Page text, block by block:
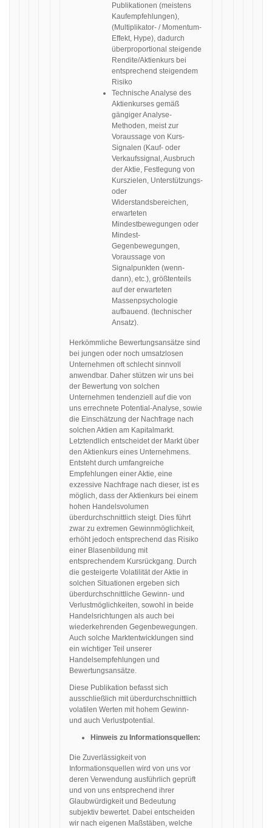
Publikationen (meistens
Kaufempfehlungen),
(Multiplikator- / Momentum-
Effekt, Hype), dadurch
überproportional steigende
Rendite/Aktienkurs bei
entsprechend steigendem
Risiko
Technische Analyse des
Aktienkurses gemäß
gängiger Analyse-
Methoden, meist zur
Voraussage von Kurs-
Signalen (Kauf- oder
Verkaufssignal, Ausbruch
der Aktie, Festlegung von
Kurszielen, Unterstützungs-
oder
Widerstandsbereichen,
erwarteten
Mindestbewegungen oder
Mindest-
Gegenbewegungen,
Voraussage von
Signalpunkten (wenn-
dann), etc.), größtenteils
auf der erwarteten
Massenpsychologie
aufbauend. (technischer
Ansatz).
Herkömmliche Bewertungsansätze sind
bei jungen oder noch umsatzlosen
Unternehmen oft schlecht sinnvoll
anwendbar. Daher stützen wir uns bei
der Bewertung von solchen
Unternehmen tendenziell auf die von
uns errechnete Potential-Analyse, sowie
die Einschätzung der Nachfrage nach
solchen Aktien am Kapitalmarkt.
Letztendlich entscheidet der Markt über
den Aktienkurs eines Unternehmens.
Entsteht durch umfangreiche
Empfehlungen einer Aktie, eine
exzessive Nachfrage nach dieser, ist es
möglich, dass der Aktienkurs bei einem
hohen Handelsvolumen
überdurchschnittlich steigt. Dies führt
zwar zu extremen Gewinnmöglichkeit,
erhöht jedoch entsprechend das Risiko
einer Blasenbildung mit
entsprechendem Kursrückgang. Durch
die gesteigerte Volatilität der Aktie in
solchen Situationen ergeben sich
überdurchschnittliche Gewinn- und
Verlustmöglichkeiten, sowohl in beide
Handelsrichtungen als auch bei
wiederkehrenden Gegenbewegungen.
Auch solche Marktentwicklungen sind
ein wichtiger Teil unserer
Handelsempfehlungen und
Bewertungsansätze.
Diese Publikation befasst sich
ausschließlich mit überdurchschnittlich
volatilen Werten mit hohem Gewinn-
und auch Verlustpotential.
Hinweis zu Informationsquellen:
Die Zuverlässigkeit von
Informationsquellen wird von uns vor
deren Verwendung ausführlich geprüft
und von uns entsprechend ihrer
Glaubwürdigkeit und Bedeutung
subjektiv bewertet. Dabei entscheiden
wir nach eigenen Maßstäben, welche